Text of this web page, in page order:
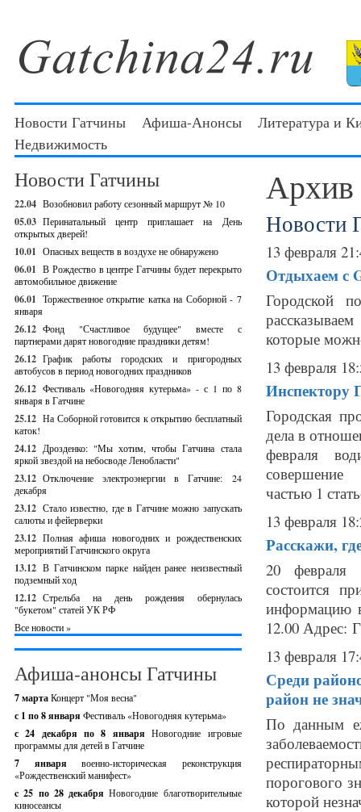
Новости Гатчины Афиша-Анонсы
Литература и
Недвижимость
Новости Гатчины
22.04 Возобновил работу сезонный маршрут № 10
05.03 Перинатальный центр приглашает на День
открытых дверей!
10.01 Опасных веществ в воздухе не обнаружено
06.01 В Рождество в центре Гатчины будет перекрыто
автомобильное движение
06.01 Торжественное открытие катка на Соборной - 7
января
26.12 Фонд "Счастливое будущее" вместе с
партнерами дарят новогодние праздники детям!
26.12 График работы городских и пригородных
автобусов в период новогодних праздников
26.12 Фестиваль «Новогодняя кутерьма» - с 1 по 8
января в Гатчине
25.12 На Соборной готовится к открытию бесплатный
каток!
24.12 Дрозденко: "Мы хотим, чтобы Гатчина стала
яркой звездой на небосводе Ленобласти"
23.12 Отключение электроэнергии в Гатчине: 24
декабря
23.12 Стало известно, где в Гатчине можно запускать
салюты и фейерверки
23.12 Полная афиша новогодних и рождественских
мероприятий Гатчинского округа
13.12 В Гатчинском парке найден ранее неизвестный
подземный ход
12.12 Стрельба на день рождения обернулась
"букетом" статей УК РФ
Все новости »
Афиша-анонсы Гатчины
7 мартаКонцерт "Моя весна"
с 1 по 8 января Фестиваль «Новогодняя кутерьма»
с 24 декабря по 8 январяНовогодние игровые
программы для детей в Гатчине
7 январявоенно-историческая реконструкция
«Рождественский манифест»
c 25 по 28 декабряНовогодние благотворительные
киносеансы
Архив
Новости
13 февраля
Отдыхаем с
Городской
которые
13 февраля
Инспектору
Городская
дела в
февраля
совершение
частью 1
13 февраля
Расскажи,
20 февраля
состоится
информацию
12.00 Адрес:
13 февраля
Среди
район не
По данным
порогового
которой